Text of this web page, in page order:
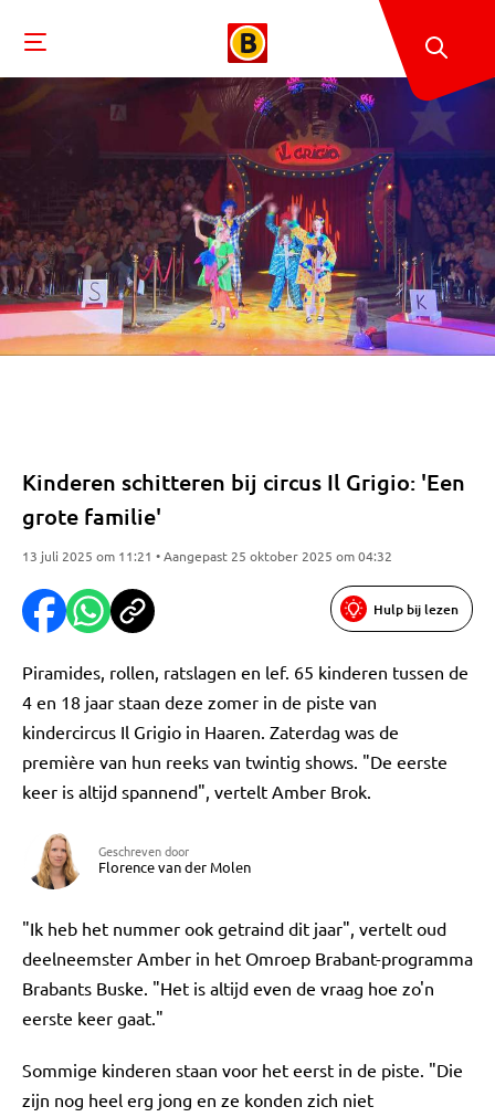
Kinderen schitteren bij circus Il Grigio: 'Een
grote familie'
13 juli 2025 om 11:21 • Aangepast 25 oktober 2025 om 04:32
Hulp bij lezen
Piramides, rollen, ratslagen en lef. 65 kinderen tussen de
4 en 18 jaar staan deze zomer in de piste van
kindercircus Il Grigio in Haaren. Zaterdag was de
première van hun reeks van twintig shows. "De eerste
keer is altijd spannend", vertelt Amber Brok.
Geschreven door
Florence van der Molen
"Ik heb het nummer ook getraind dit jaar", vertelt oud
deelneemster Amber in het Omroep Brabant-programma
Brabants Buske. "Het is altijd even de vraag hoe zo'n
eerste keer gaat."
Sommige kinderen staan voor het eerst in de piste. "Die
zijn nog heel erg jong en ze konden zich niet